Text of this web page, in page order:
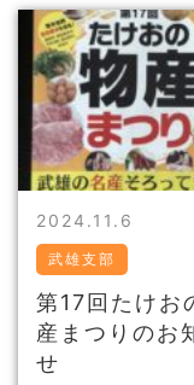
ろん、医療現場
の良さが評価され
い…
2024.11.6
武雄支部
第17回たけお
産まつりのお
せ